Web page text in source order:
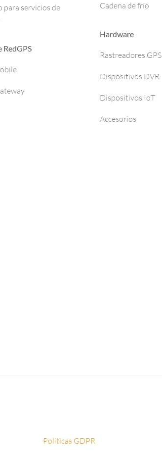
para servicios de
RedGPS
Cadena de frío
Hardware
Rastreadores GPS
Dispositivos DVR
Dispositivos IoT
Accesorios
Políticas GDPR